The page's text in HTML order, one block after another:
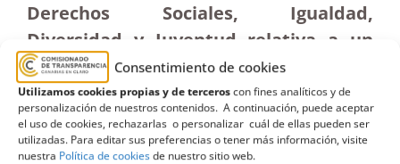
Consentimiento de cookies
Utilizamos cookies propias y de terceroscon fines analíticos y de
personalización de nuestros contenidos. A continuación, puede aceptar
el uso de cookies, rechazarlas o personalizar cuál de ellas pueden ser
utilizadas. Para editar sus preferencias o tener más información, visite
nuestra Política de cookiesde nuestro sitio web.
Derechos Sociales, Igualdad,
Diversidad y Juventud relativa a un
expediente de licencia de
instalación/apertura del centro de
menores (13-II-2022)